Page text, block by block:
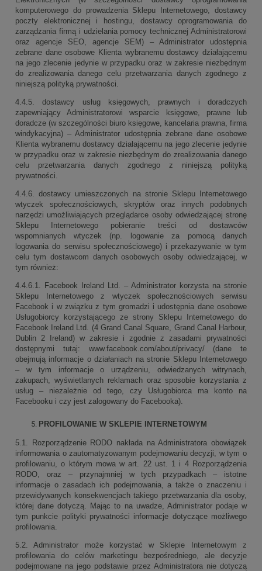
komputerowego do prowadzenia Sklepu Internetowego, dostawcy
poczty elektronicznej i hostingu, dostawcy oprogramowania do
zarządzania firmą i udzielania pomocy technicznej Administratorowi
oraz agencje SEO, agencje SEM) – Administrator udostępnia
zebrane dane osobowe Klienta wybranemu dostawcy działającemu
na jego zlecenie jedynie w przypadku oraz w zakresie niezbędnym
do zrealizowania danego celu przetwarzania danych zgodnego z
niniejszą polityką prywatności.
4.4.5. dostawcy usług księgowych, prawnych i doradczych
zapewniający Administratorowi wsparcie księgowe, prawne lub
doradcze (w szczególności biuro księgowe, kancelaria prawna, firma
windykacyjna) – Administrator udostępnia zebrane dane osobowe
Klienta wybranemu dostawcy działającemu na jego zlecenie jedynie
w przypadku oraz w zakresie niezbędnym do zrealizowania danego
celu przetwarzania danych zgodnego z niniejszą polityką
prywatności.
4.4.6. dostawcy umieszczonych na stronie Sklepu Internetowego
wtyczek społecznościowych, skryptów oraz innych podobnych
narzędzi umożliwiających przeglądarce osoby odwiedzającej stronę
Sklepu Internetowego pobieranie treści od dostawców
wspomnianych wtyczek (np. logowanie za pomocą danych
logowania do serwisu społecznościowego) i przekazywanie w tym
celu tym dostawcom danych osobowych osoby odwiedzającej, w
tym również:
4.4.6.1. Facebook Ireland Ltd. – Administrator korzysta na stronie
Sklepu Internetowego z wtyczek społecznościowych serwisu
Facebook i w związku z tym gromadzi i udostępnia dane osobowe
Usługobiorcy korzystającego ze strony Sklepu Internetowego do
Facebook Ireland Ltd. (4 Grand Canal Square, Grand Canal Harbour,
Dublin 2 Ireland) w zakresie i zgodnie z zasadami prywatności
dostępnymi tutaj: www.facebook.com/about/privacy/ (dane te
obejmują informacje o działaniach na stronie Sklepu Internetowego
– w tym informacje o urządzeniu, odwiedzanych witrynach,
zakupach, wyświetlanych reklamach oraz sposobie korzystania z
usług – niezależnie od tego, czy Usługobiorca ma konto na
Facebooku i czy jest zalogowany do Facebooka).
PROFILOWANIE W SKLEPIE INTERNETOWYM
5.1. Rozporządzenie RODO nakłada na Administratora obowiązek
informowania o zautomatyzowanym podejmowaniu decyzji, w tym o
profilowaniu, o którym mowa w art. 22 ust. 1 i 4 Rozporządzenia
RODO, oraz – przynajmniej w tych przypadkach – istotne
informacje o zasadach ich podejmowania, a także o znaczeniu i
przewidywanych konsekwencjach takiego przetwarzania dla osoby,
której dane dotyczą. Mając to na uwadze, Administrator podaje w
tym punkcie polityki prywatności informacje dotyczące możliwego
profilowania.
5.2. Administrator może korzystać w Sklepie Internetowym z
profilowania do celów marketingu bezpośredniego, ale decyzje
podejmowane na jego podstawie przez Administratora nie dotyczą